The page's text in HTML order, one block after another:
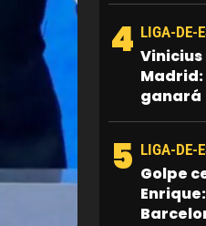
4 LIGA-DE-
Vinicius
Madrid:
ganará
5 LIGA-DE-
Golpe